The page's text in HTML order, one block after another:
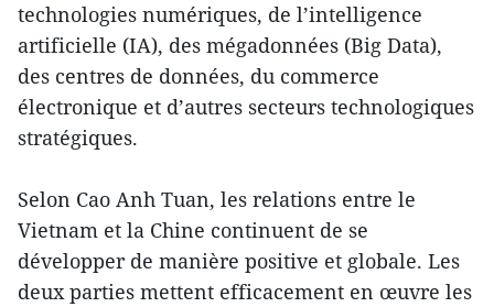
technologies numériques, de l’intelligence
artificielle (IA), des mégadonnées (Big Data),
des centres de données, du commerce
électronique et d’autres secteurs technologiques
stratégiques.
Selon Cao Anh Tuan, les relations entre le
Vietnam et la Chine continuent de se
développer de manière positive et globale. Les
deux parties mettent efficacement en œuvre les